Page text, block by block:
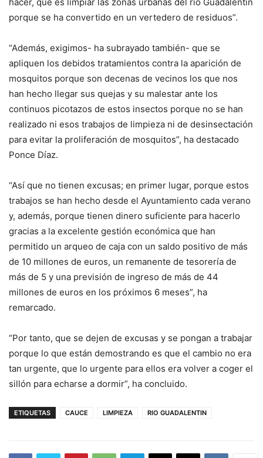
porque se ha convertido en un vertedero de residuos”.
“Además, exigimos- ha subrayado también- que se
apliquen los debidos tratamientos contra la aparición de
mosquitos porque son decenas de vecinos los que nos
han hecho llegar sus quejas y su malestar ante los
continuos picotazos de estos insectos porque no se han
realizado ni esos trabajos de limpieza ni de desinsectación
para evitar la proliferación de mosquitos”, ha destacado
Ponce Díaz.
“Así que no tienen excusas; en primer lugar, porque estos
trabajos se han hecho desde el Ayuntamiento cada verano
y, además, porque tienen dinero suficiente para hacerlo
gracias a la excelente gestión económica que han
permitido un arqueo de caja con un saldo positivo de más
de 10 millones de euros, un remanente de tesorería de
más de 5 y una previsión de ingreso de más de 44
millones de euros en los próximos 6 meses”, ha
remarcado.
“Por tanto, que se dejen de excusas y se pongan a trabajar
porque lo que están demostrando es que el cambio no era
tan urgente, que lo urgente para ellos era volver a coger el
sillón para echarse a dormir”, ha concluido.
ETIQUETAS CAUCE LIMPIEZA RIO GUADALENTIN